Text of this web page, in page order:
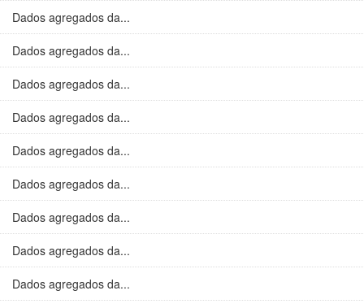
Dados agregados da...
Dados agregados da...
Dados agregados da...
Dados agregados da...
Dados agregados da...
Dados agregados da...
Dados agregados da...
Dados agregados da...
Dados agregados da...